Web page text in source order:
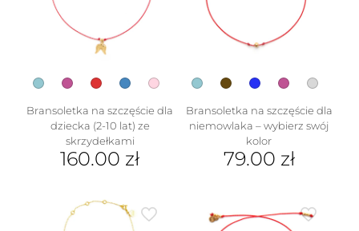
stronie
Bransoletka na szczęście dla
dziecka (2-10 lat) ze
skrzydełkami
160.00 zł
ma
Bransoletka na szczęście dla
niemowlaka – wybierz swój
kolor
79.00 zł
wiele